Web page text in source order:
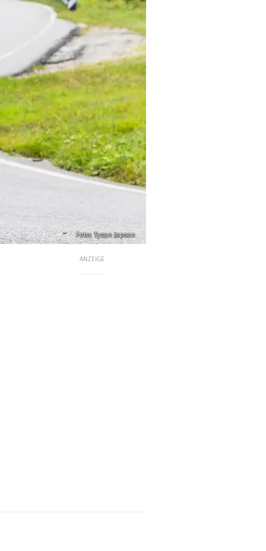
Foto: Tyson Jopson
ANZEIGE